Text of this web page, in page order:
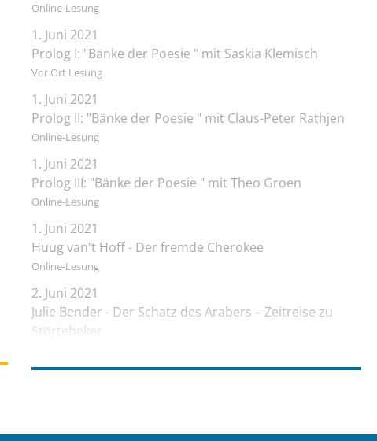
Online-Lesung
1. Juni 2021
Prolog I: "Bänke der Poesie " mit Saskia Klemisch
Vor Ort Lesung
1. Juni 2021
Prolog II: "Bänke der Poesie " mit Claus-Peter Rathjen
Online-Lesung
1. Juni 2021
Prolog III: "Bänke der Poesie " mit Theo Groen
Online-Lesung
1. Juni 2021
Huug van't Hoff - Der fremde Cherokee
Online-Lesung
2. Juni 2021
Julie Bender - Der Schatz des Arabers – Zeitreise zu
Störtebeker